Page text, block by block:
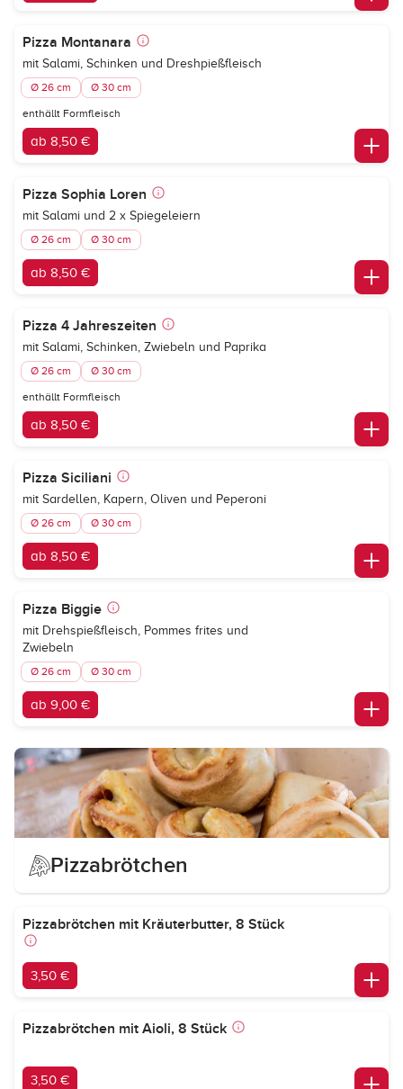
Pizza Montanara
mit Salami, Schinken und Dreshpießfleisch
Ø 26 cm Ø 30 cm
enthällt Formfleisch
ab 8,50 €
Pizza Sophia Loren
mit Salami und 2 x Spiegeleiern
Ø 26 cm Ø 30 cm
ab 8,50 €
Pizza 4 Jahreszeiten
mit Salami, Schinken, Zwiebeln und Paprika
Ø 26 cm Ø 30 cm
enthällt Formfleisch
ab 8,50 €
Pizza Siciliani
mit Sardellen, Kapern, Oliven und Peperoni
Ø 26 cm Ø 30 cm
ab 8,50 €
Pizza Biggie
mit Drehspießfleisch, Pommes frites und
Zwiebeln
Ø 26 cm Ø 30 cm
ab 9,00 €
Pizzabrötchen
Pizzabrötchen mit Kräuterbutter, 8 Stück
3,50 €
Pizzabrötchen mit Aioli, 8 Stück
3,50 €